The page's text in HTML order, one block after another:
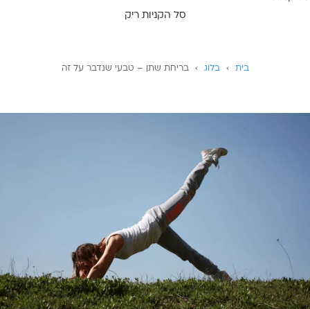
סל הקניות ריק
בית › בלוג › בריחת שתן – טבעי שנדבר על זה